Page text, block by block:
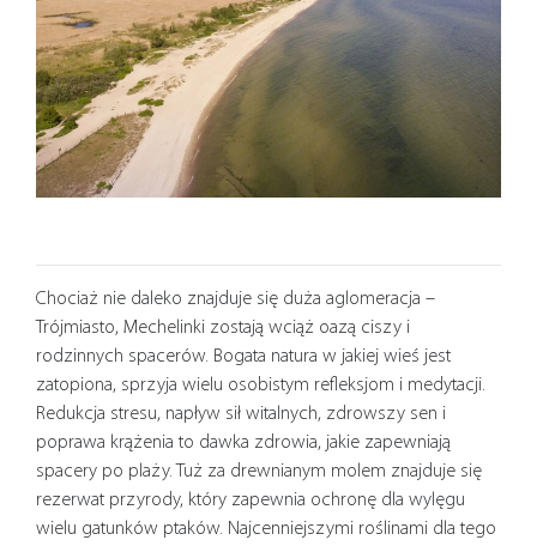
Chociaż nie daleko znajduje się duża aglomeracja –
Trójmiasto, Mechelinki zostają wciąż oazą ciszy i
rodzinnych spacerów. Bogata natura w jakiej wieś jest
zatopiona, sprzyja wielu osobistym refleksjom i medytacji.
Redukcja stresu, napływ sił witalnych, zdrowszy sen i
poprawa krążenia to dawka zdrowia, jakie zapewniają
spacery po plaży. Tuż za drewnianym molem znajduje się
rezerwat przyrody, który zapewnia ochronę dla wylęgu
wielu gatunków ptaków. Najcenniejszymi roślinami dla tego